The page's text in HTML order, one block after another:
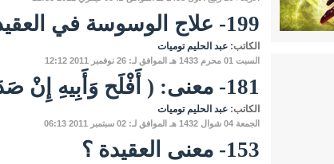
199- علاج الوسوسة في العقيدة ؟
الكاتب: عبد الحليم توميات
السبت 01 محرم 1433 هـ الموافق لـ: 26 نوفمبر 2011 12:12
181- معنى: ( أَفْلَح وَأَبِيهِ إِنْ صَدَق )
الكاتب: عبد الحليم توميات
الجمعة 04 شوال 1432 هـ الموافق لـ: 02 سبتمبر 2011 06:13
153- معنى العقيدة ؟